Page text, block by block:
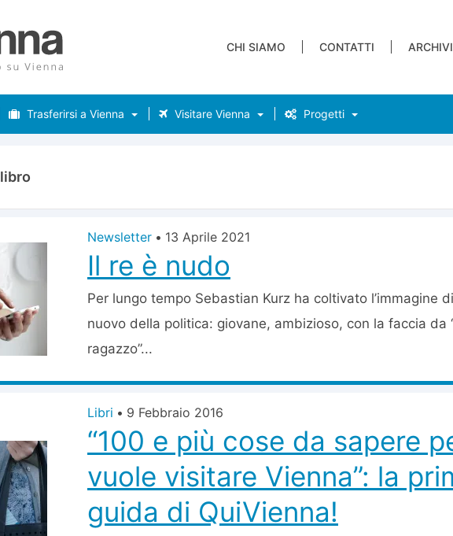
CHI SIAMO CONTATTI
Trasferirsi a Vienna Visitare Vienna Progetti
libro
Newsletter • 13 Aprile 2021
Il re è nudo
Per lungo tempo Sebastian Kurz ha coltivato l’immagine
nuovo della politica: giovane, ambizioso, con la faccia da
ragazzo”...
Libri • 9 Febbraio 2016
“100 e più cose da sapere
vuole visitare Vienna”: la
guida di QuiVienna!